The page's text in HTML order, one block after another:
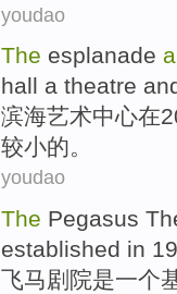
youdao
The esplanade
hall a theatre
滨海艺术中心在
较小的。
youdao
The Pegasus
established in
飞马剧院是一个